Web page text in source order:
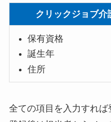
クリックジョブ介
保有資格
誕生年
住所
全ての項目を入力すれば